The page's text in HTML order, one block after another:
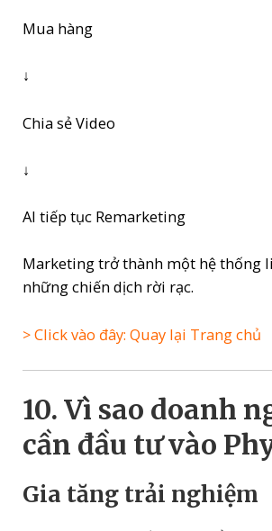
Mua hàng
↓
Chia sẻ Video
↓
AI tiếp tục Remarketing
Marketing trở thành một hệ thống
những chiến dịch rời rạc.
> Click vào đây: Quay lại Trang chủ
10. Vì sao doanh
cần đầu tư vào
Gia tăng trải nghiệm